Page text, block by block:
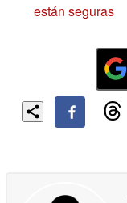
están seguras